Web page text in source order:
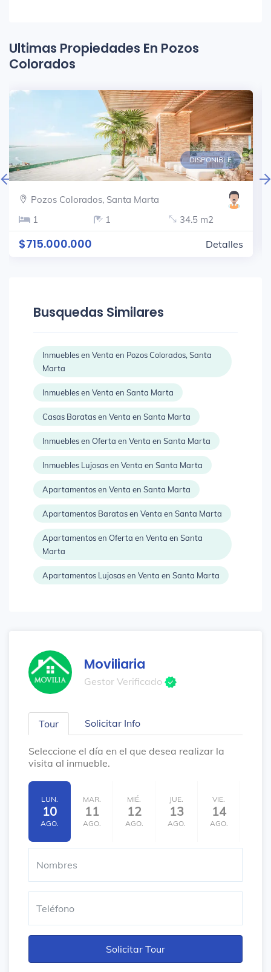
Ultimas Propiedades En Pozos
Colorados
DISPONIBLE
Pozos Colorados, Santa Marta
1
1 34.5 m2
$715.000.000 Detalles
Busquedas Similares
Inmuebles en Venta en Pozos Colorados, Santa
Marta
Inmuebles en Venta en Santa Marta
Casas Baratas en Venta en Santa Marta
Inmuebles en Oferta en Venta en Santa Marta
Inmuebles Lujosas en Venta en Santa Marta
Apartamentos en Venta en Santa Marta
Apartamentos Baratas en Venta en Santa Marta
Apartamentos en Oferta en Venta en Santa
Marta
Apartamentos Lujosas en Venta en Santa Marta
Moviliaria
Gestor Verificado
Tour Solicitar Info
Seleccione el día en el que desea realizar la
visita al inmueble.
LUN.
10
AGO.
MAR.
11
AGO.
MIÉ.
12
AGO.
JUE.
13
AGO.
VIE.
14
AGO.